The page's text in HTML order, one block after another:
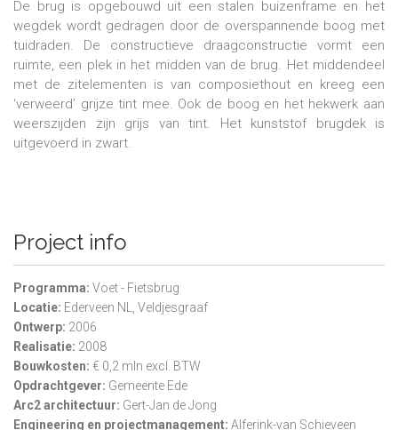
De brug is opgebouwd uit een stalen buizenframe en het
wegdek wordt gedragen door de overspannende boog met
tuidraden. De constructieve draagconstructie vormt een
ruimte, een plek in het midden van de brug. Het middendeel
met de zitelementen is van composiethout en kreeg een
‘verweerd’ grijze tint mee. Ook de boog en het hekwerk aan
weerszijden zijn grijs van tint. Het kunststof brugdek is
uitgevoerd in zwart.
Project info
Programma: Voet - Fietsbrug
Locatie: Ederveen NL, Veldjesgraaf
Ontwerp: 2006
Realisatie: 2008
Bouwkosten: € 0,2 mln excl. BTW
Opdrachtgever: Gemeente Ede
Arc2 architectuur: Gert-Jan de Jong
Engineering en projectmanagement: Alferink-van Schieveen